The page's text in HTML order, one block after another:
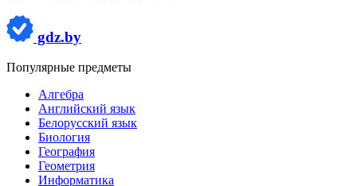
gdz.by
Популярные предметы
Алгебра
Английский язык
Белорусский язык
Биология
География
Геометрия
Информатика